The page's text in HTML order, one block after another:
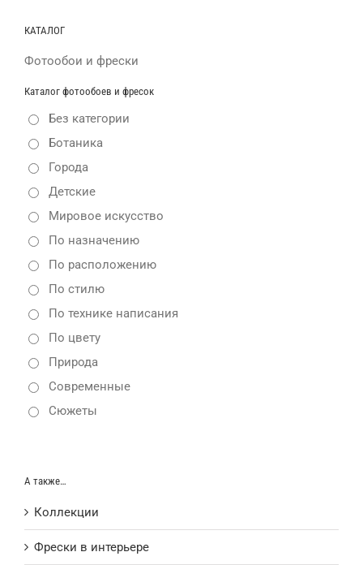
КАТАЛОГ
Фотообои и фрески
Каталог фотообоев и фресок
Без категории
Ботаника
Города
Детские
Мировое искусство
По назначению
По расположению
По стилю
По технике написания
По цвету
Природа
Современные
Сюжеты
А также…
Коллекции
Фрески в интерьере